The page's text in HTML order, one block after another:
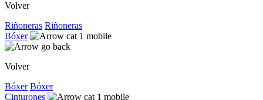
Volver
Riñoneras Riñoneras
Bóxer
Volver
Bóxer Bóxer
Cinturones